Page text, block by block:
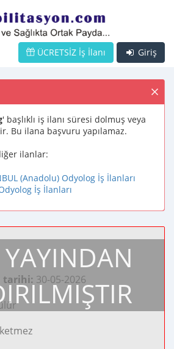
Giriş
ÜCRETSİZ İş İlanı
' başlıklı iş ilanı süresi dolmuş veya
Bu ilana başvuru yapılamaz.
ilanlar:
(Anadolu) Odyolog İş İlanları
İş İlanları
tarihi: 30-05-2026